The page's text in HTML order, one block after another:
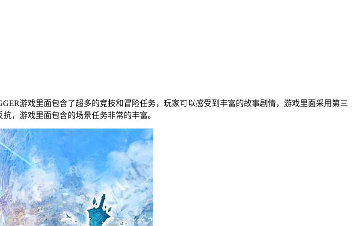
游戏里面包含了超多的竞技和冒险任务，玩家可以感受到丰富的故事剧情，游戏里面采用第三
，游戏里面包含的场景任务非常的丰富。